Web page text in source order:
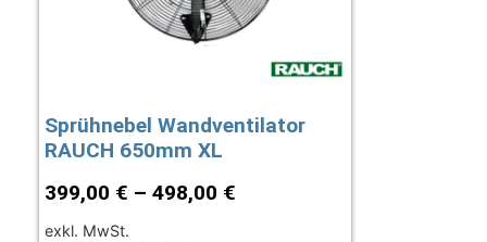
Sprühnebel Wandventilator
RAUCH 650mm XL
399,00 € – 498,00 €
exkl. MwSt.